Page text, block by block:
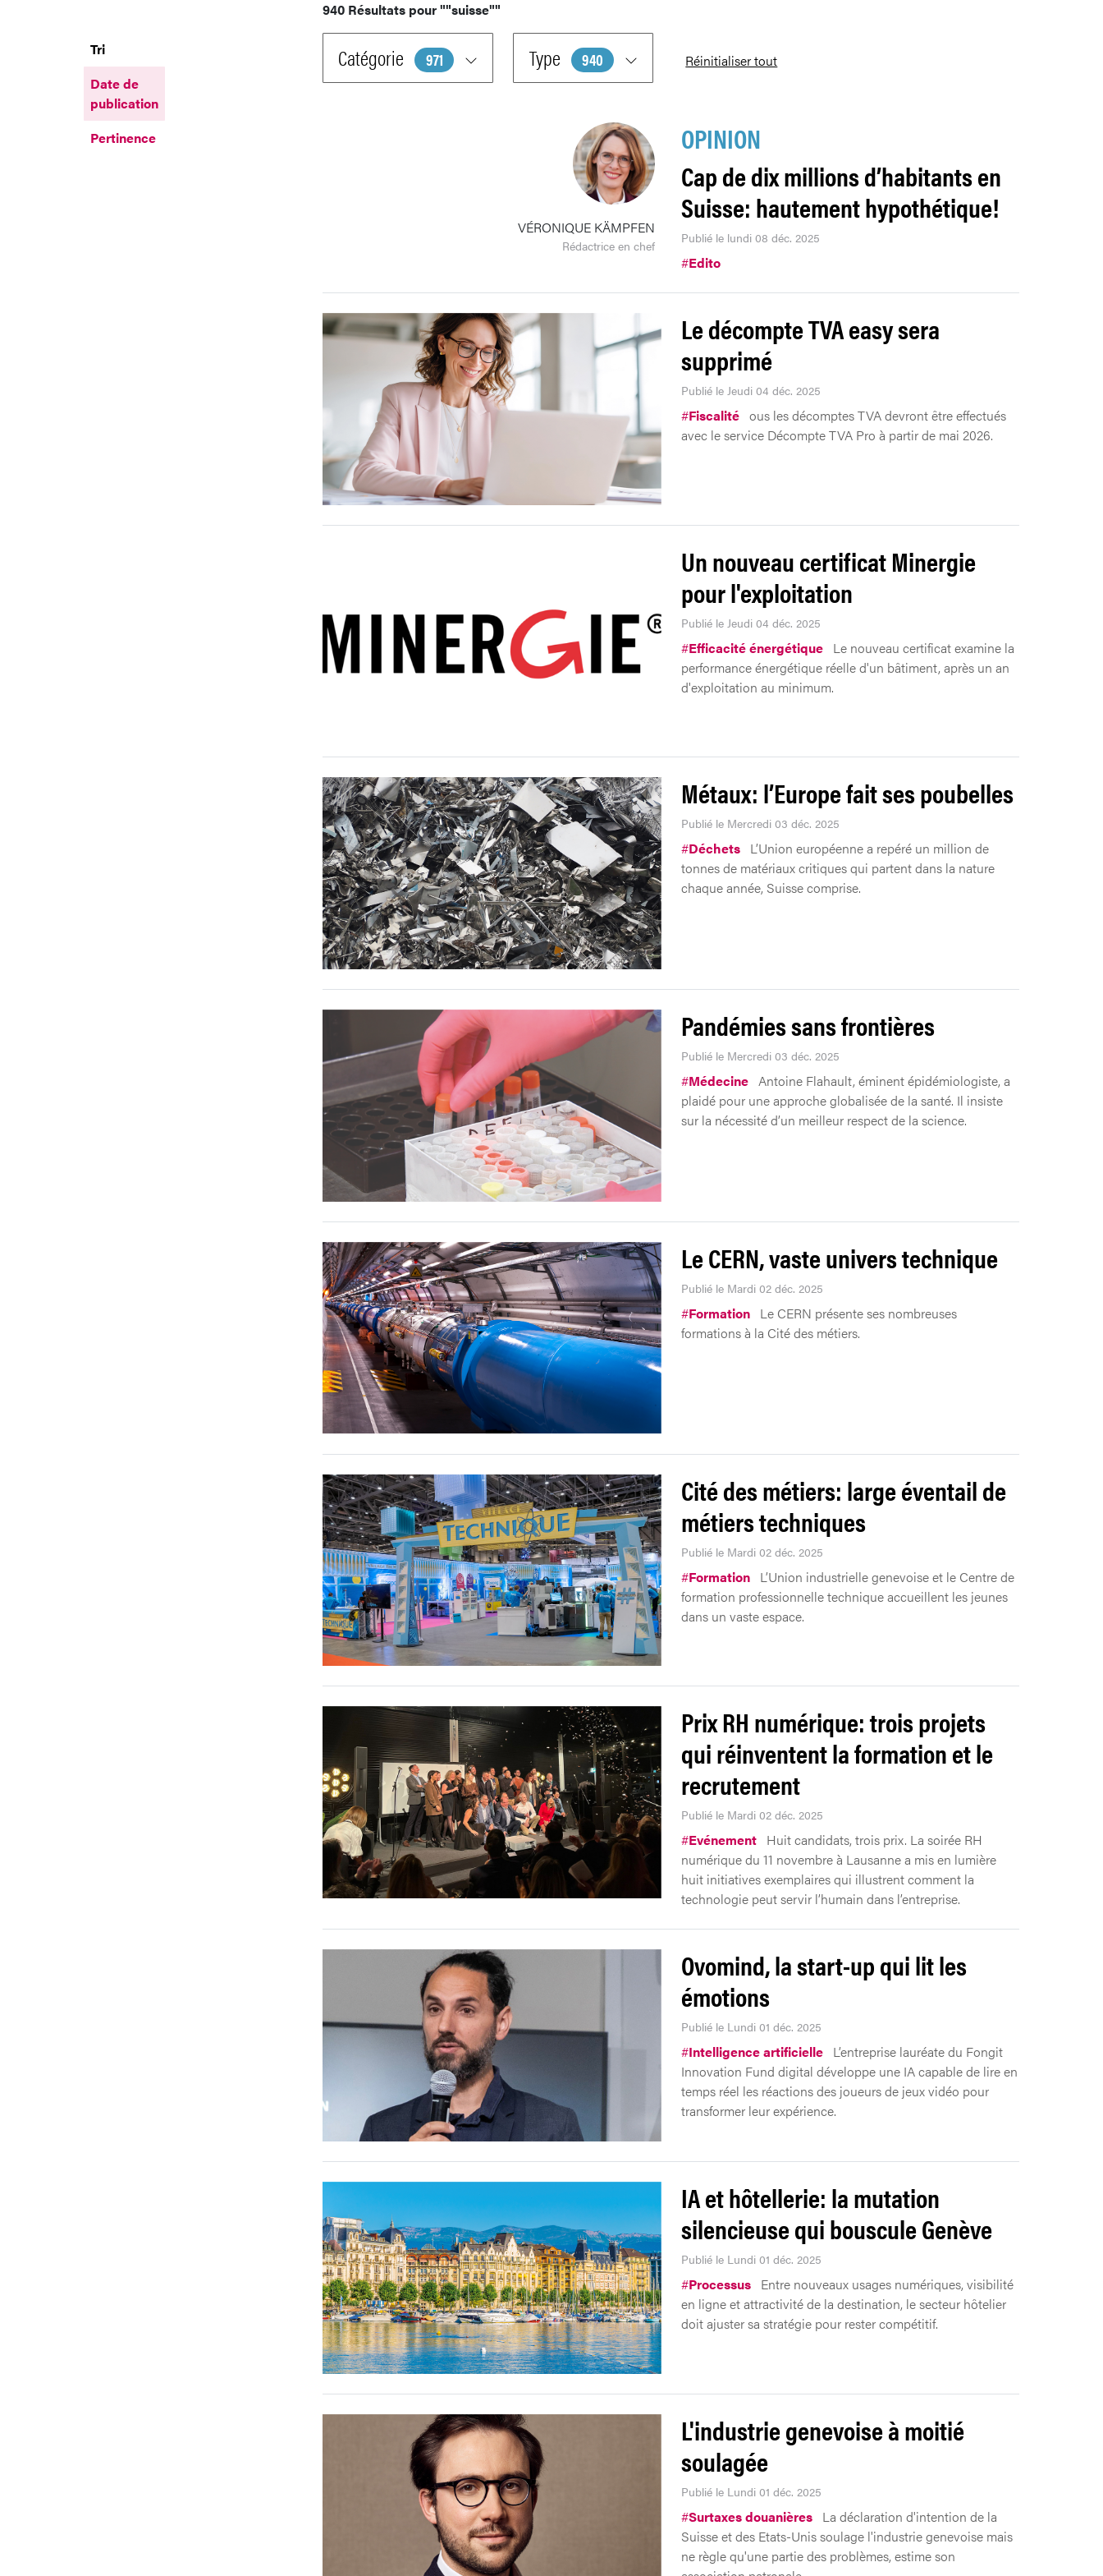
940 Résultats pour""suisse""
Tri
Date de
publication
Pertinence
Catégorie 971 Type 940 Réinitialiser tout
VÉRONIQUE KÄMPFEN
Rédactrice en chef
OPINION
Cap de dix millions d’habitants en
Suisse: hautement hypothétique!
Publié le lundi 08 déc. 2025
#Edito
Le décompte TVA easy sera
supprimé
Publié le Jeudi 04 déc. 2025
#Fiscalité ous les décomptes TVA devront être effectués
avec le service Décompte TVA Pro à partir de mai 2026.
Un nouveau certificat Minergie
pour l'exploitation
Publié le Jeudi 04 déc. 2025
#Efficacité énergétique Le nouveau certificat examine la
performance énergétique réelle d'un bâtiment, après un an
d'exploitation au minimum.
Métaux: l’Europe fait ses poubelles
Publié le Mercredi 03 déc. 2025
#Déchets L’Union européenne a repéré un million de
tonnes de matériaux critiques qui partent dans la nature
chaque année, Suisse comprise.
Pandémies sans frontières
Publié le Mercredi 03 déc. 2025
#Médecine Antoine Flahault, éminent épidémiologiste, a
plaidé pour une approche globalisée de la santé. Il insiste
sur la nécessité d’un meilleur respect de la science.
Le CERN, vaste univers technique
Publié le Mardi 02 déc. 2025
#Formation Le CERN présente ses nombreuses
formations à la Cité des métiers.
Cité des métiers: large éventail de
métiers techniques
Publié le Mardi 02 déc. 2025
#Formation L’Union industrielle genevoise et le Centre de
formation professionnelle technique accueillent les jeunes
dans un vaste espace.
Prix RH numérique: trois projets
qui réinventent la formation et le
recrutement
Publié le Mardi 02 déc. 2025
#Evénement Huit candidats, trois prix. La soirée RH
numérique du 11 novembre à Lausanne a mis en lumière
huit initiatives exemplaires qui illustrent comment la
technologie peut servir l’humain dans l’entreprise.
Ovomind, la start-up qui lit les
émotions
Publié le Lundi 01 déc. 2025
#Intelligence artificielle L’entreprise lauréate du Fongit
Innovation Fund digital développe une IA capable de lire en
temps réel les réactions des joueurs de jeux vidéo pour
transformer leur expérience.
IA et hôtellerie: la mutation
silencieuse qui bouscule Genève
Publié le Lundi 01 déc. 2025
#Processus Entre nouveaux usages numériques, visibilité
en ligne et attractivité de la destination, le secteur hôtelier
doit ajuster sa stratégie pour rester compétitif.
L'industrie genevoise à moitié
soulagée
Publié le Lundi 01 déc. 2025
#Surtaxes douanières La déclaration d'intention de la
Suisse et des Etats-Unis soulage l'industrie genevoise mais
ne règle qu'une partie des problèmes, estime son